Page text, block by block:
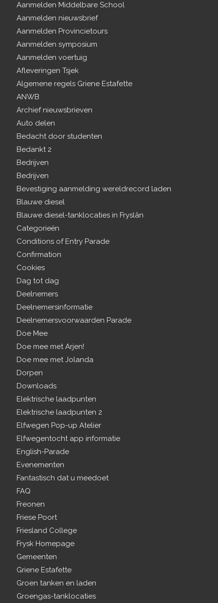
Aanmelden Middelbare School
Aanmelden nieuwsbrief
Aanmelden Provincietours
Aanmelden symposium
Aanmelden voertuig
Afleveringen Tsjek
Algemene regels Griene Estafette
ANWB
Archief nieuwsbrieven
Auto delen
Bedacht door studenten
Bedankt 2
Bedrijven
Bedrijven
Bevestiging aanmelding wereldrecord laden
Blauwe diesel
Blauwe diesel-tanklocaties in Fryslân
Categorieën
Conditions of Entry Parade
Confirmation
Cookies
Dag tot dag
Deelnemers
Deelnemersinformatie
Deelnemersvoorwaarden Parade
Doe Mee
Doe mee met Arjen!
Doe mee met Jolanda
Dorpen
Downloads
Elektrische laadpunten
Elektrische laadpunten 2
Elfwegen Pop-up Atelier
Elfwegentocht app informatie
English-Parade
Evenementen
Fantastisch dat u meedoet
FAQ
Freonen
Friese Poort
Friesland College
Frysk Homepage
Gemeenten
Griene Estafette
Groen tanken en laden
Groengas-tanklocaties